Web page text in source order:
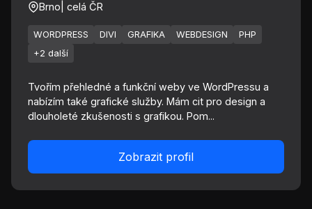
Brno | celá ČR
WORDPRESS DIVI GRAFIKA WEBDESIGN
PHP
+2 další
Tvořím přehledné a funkční weby ve WordPressu a
nabízím také grafické služby. Mám cit pro design a
dlouholeté zkušenosti s grafikou. Pom...
Zobrazit profil